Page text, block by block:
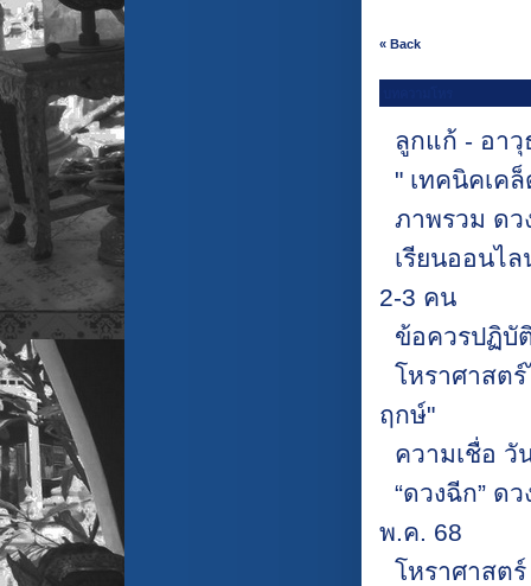
« Back
ลูกแก้ - อา
" เทคนิคเค
ภาพรวม ดว
เรียนออนไ
2-3 คน
ข้อควรปฏิบั
โหราศาสต
ฤกษ์"
ความเชื่อ วั
“ดวงฉีก” ด
พ.ค. 68
โหราศาสต